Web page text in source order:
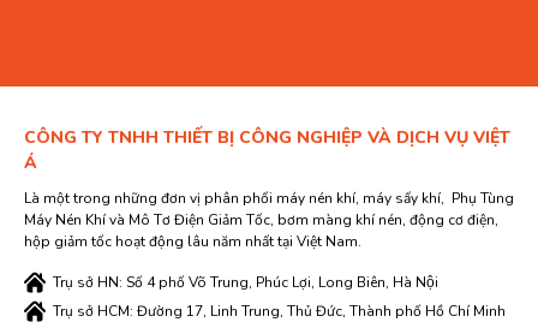
CÔNG TY TNHH THIẾT BỊ CÔNG NGHIỆP VÀ DỊCH VỤ VIỆT
Á
Là một trong những đơn vị phân phối máy nén khí, máy sấy khí, Phụ Tùng
Máy Nén Khí và Mô Tơ Điện Giảm Tốc, bơm màng khí nén, động cơ điện,
hộp giảm tốc hoạt động lâu năm nhất tại Việt Nam.
Trụ sở HN: Số 4 phố Võ Trung, Phúc Lợi, Long Biên, Hà Nội
Trụ sở HCM: Đường 17, Linh Trung, Thủ Đức, Thành phố Hồ Chí Minh